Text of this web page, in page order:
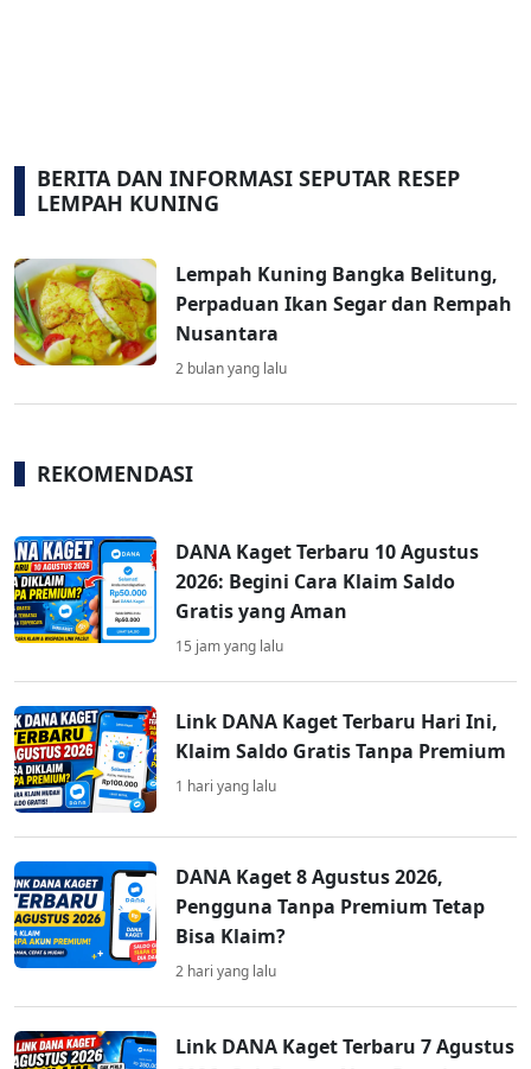
BERITA DAN INFORMASI SEPUTAR RESEP
LEMPAH KUNING
Lempah Kuning Bangka Belitung,
Perpaduan Ikan Segar dan Rempah
Nusantara
2 bulan yang lalu
REKOMENDASI
DANA Kaget Terbaru 10 Agustus
2026: Begini Cara Klaim Saldo
Gratis yang Aman
15 jam yang lalu
Link DANA Kaget Terbaru Hari Ini,
Klaim Saldo Gratis Tanpa Premium
1 hari yang lalu
DANA Kaget 8 Agustus 2026,
Pengguna Tanpa Premium Tetap
Bisa Klaim?
2 hari yang lalu
Link DANA Kaget Terbaru 7 Agustus